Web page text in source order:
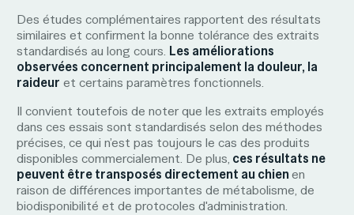
Des études complémentaires rapportent des résultats
similaires et confirment la bonne tolérance des extraits
standardisés au long cours. Les améliorations
observées concernent principalement la douleur, la
raideur et certains paramètres fonctionnels.
Il convient toutefois de noter que les extraits employés
dans ces essais sont standardisés selon des méthodes
précises, ce qui n’est pas toujours le cas des produits
disponibles commercialement. De plus, ces résultats ne
peuvent être transposés directement au chienen
raison de différences importantes de métabolisme, de
biodisponibilité et de protocoles d'administration.